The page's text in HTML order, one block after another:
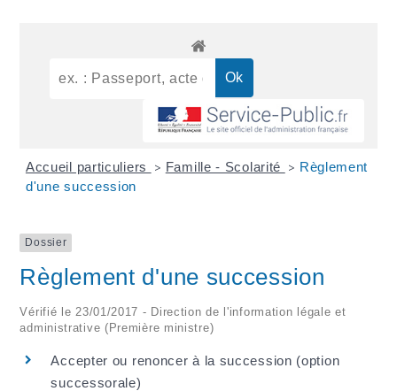
Accueil particuliers > Famille - Scolarité > Règlement
d'une succession
Dossier
Règlement d'une succession
Vérifié le 23/01/2017 - Direction de l'information légale et
administrative (Première ministre)
Accepter ou renoncer à la succession (option
successorale)